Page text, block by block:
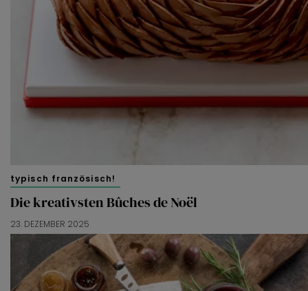
functionele cookiesom je een optimale
gebruikerservaring te bieden. Ook plaatsen wij cookies
van derde partijen om gepersonaliseerde advertenties te
voorkeuren af te stemmen. Je kunt je voorkeuren
beheren via ‘Zelf instellen’. Klik je op ‘Accepteren en
doorgaan’ dan ga je akkoord met het gebruik van alle
typisch französisch!
Die kreativsten Bûches de Noël
23. DEZEMBER 2025